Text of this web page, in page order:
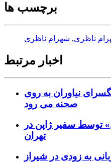
برچسب ها
ناظری, شهرام ناظری
اخبار مرتبط
نیاوران به روی
صحنه می رود
توسط سفیر ژاپن در
تهران
به زودی در شیراز